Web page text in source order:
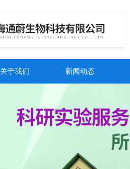
关于我们 新闻动态